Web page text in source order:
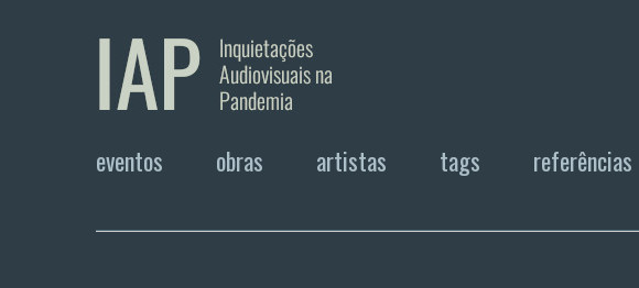
eventos obras artistas tags referências